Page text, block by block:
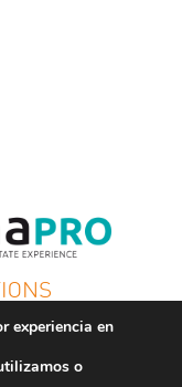
|
experiencia en
o